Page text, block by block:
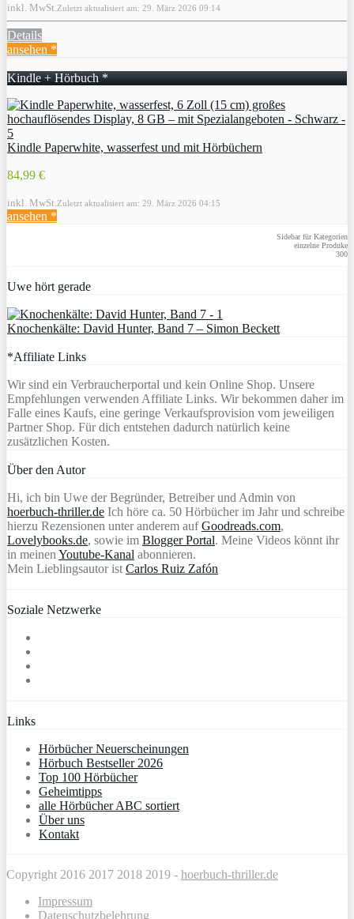
inkl. MwSt. Zuletzt aktualisiert am: 29. März 2026 09:14
Details
ansehen *
Kindle + Hörbuch *
Kindle Paperwhite, wasserfest und mit Hörbüchern
84,99 €
inkl. MwSt. Zuletzt aktualisiert am: 29. März 2026 04:15
ansehen *
Sidebar für Kategorien
einzelne Produke
300
Uwe hört gerade
Knochenkälte: David Hunter, Band 7 – Simon Beckett
*Affiliate Links
Wir sind ein Verbraucherportal und kein Online Shop. Unsere
Empfehlungen verwenden Affiliate Links. Wir bekommen daher im
Falle eines Kaufs, eine geringe Verkaufsprovision vom jeweiligen
Partner Shop. Für dich entstehen dadurch natürlich keine
zusätzlichen Kosten.
Über den Autor
Hi, ich bin Uwe der Begründer, Betreiber und Admin von
hoerbuch-thriller.de Ich höre ca. 50 Hörbücher im Jahr und schreibe
hierzu Rezensionen unter anderem aufGoodreads.com,
Lovelybooks.de, sowie im Blogger Portal. Meine Videos könnt ihr
in meinen Youtube-Kanal abonnieren.
Mein Lieblingsautor ist Carlos Ruiz Zafón
Soziale Netzwerke
Links
Hörbücher Neuerscheinungen
Hörbuch Bestseller 2026
Top 100 Hörbücher
Geheimtipps
alle Hörbücher ABC sortiert
Über uns
Kontakt
Copyright 2016 2017 2018 2019 - hoerbuch-thriller.de
Impressum
Datenschutzbelehrung